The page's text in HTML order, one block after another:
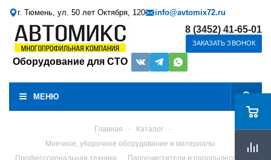
г. Тюмень, ул. 50 лет Октября, 120 info@avtomix72.ru
Оборудование для СТО
8 (3452) 41-65-01
ЗАКАЗАТЬ ЗВОНОК
МЕНЮ
Главная - Каталог
-
Моечное, уборочное оборудование и материалы
Професссиональная техника
Пароочистители и паропылесосы